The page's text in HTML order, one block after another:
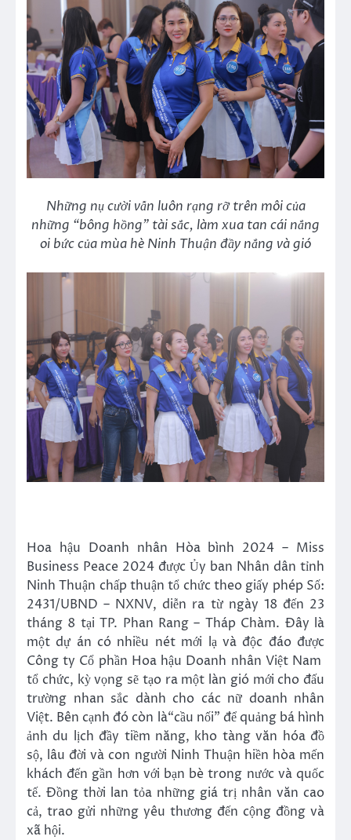
Những nụ cười vẫn luôn rạng rỡ trên môi của
những “bông hồng” tài sắc, làm xua tan cái nắng
oi bức của mùa hè Ninh Thuận đầy nắng và gió
Hoa hậu Doanh nhân Hòa bình 2024 – Miss
Business Peace 2024 được Ủy ban Nhân dân tỉnh
Ninh Thuận chấp thuận tổ chức theo giấy phép Số:
2431/UBND – NXNV, diễn ra từ ngày 18 đến 23
tháng 8 tại TP. Phan Rang – Tháp Chàm. Đây là
một dự án có nhiều nét mới lạ và độc đáo được
Công ty Cổ phần Hoa hậu Doanh nhân Việt Nam
tổ chức, kỳ vọng sẽ tạo ra một làn gió mới cho đấu
trường nhan sắc dành cho các nữ doanh nhân
Việt. Bên cạnh đó còn là“cầu nối” để quảng bá hình
ảnh du lịch đầy tiềm năng, kho tàng văn hóa đồ
sộ, lâu đời và con người Ninh Thuận hiền hòa mến
khách đến gần hơn với bạn bè trong nước và quốc
tế. Đồng thời lan tỏa những giá trị nhân văn cao
cả, trao gửi những yêu thương đến cộng đồng và
xã hội.